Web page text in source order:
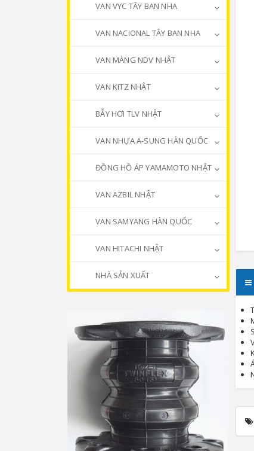
VAN VYC TÂY BAN NHA
VAN NACIONAL TÂY BAN NHA
VAN MÀNG NDV NHẬT
VAN KITZ NHẬT
BẪY HƠI TLV NHẬT
VAN NHỰA A-SUNG HÀN QUỐC
ĐỒNG HỒ ÁP YAMAMOTO NHẬT
VAN AZBIL NHẬT
VAN SAMYANG HÀN QUỐC
VAN HITACHI NHẬT
NHÀ SẢN XUẤT